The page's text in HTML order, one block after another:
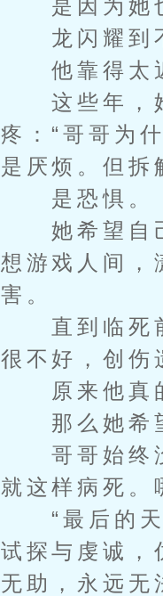
是因为她也
龙闪耀到不
他靠得太近
这些年，她
疼：“哥哥为
是厌烦。但拆
是恐惧。
她希望自己
想游戏人间，
害。
直到临死前
很不好，创伤
原来他真的
那么她希望
哥哥始终没
就这样病死。
“最后的天
试探与虔诚，
无助，永远无